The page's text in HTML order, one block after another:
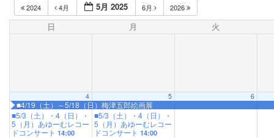
2024 4月 5月 2025 6月 2026
日 月 火
4
■5/3（土）・4（日）・
5（月）あゆーむレコー
ドコンサート 14:00
■4/19（土）～5/18（日）梅津五郎絵画展
5
■5/3（土）・4（日）・
5（月）あゆーむレコー
ドコンサート 14:00
6